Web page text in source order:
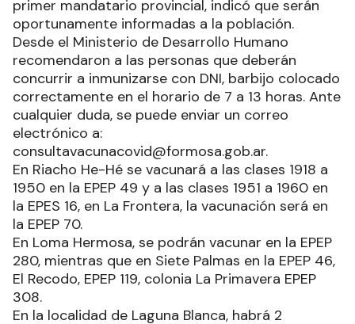
primer mandatario provincial, indicó que serán
oportunamente informadas a la población.
Desde el Ministerio de Desarrollo Humano
recomendaron a las personas que deberán
concurrir a inmunizarse con DNI, barbijo colocado
correctamente en el horario de 7 a 13 horas. Ante
cualquier duda, se puede enviar un correo
electrónico a:
consultavacunacovid@formosa.gob.ar.
En Riacho He-Hé se vacunará a las clases 1918 a
1950 en la EPEP 49 y a las clases 1951 a 1960 en
la EPES 16, en La Frontera, la vacunación será en
la EPEP 70.
En Loma Hermosa, se podrán vacunar en la EPEP
280, mientras que en Siete Palmas en la EPEP 46,
El Recodo, EPEP 119, colonia La Primavera EPEP
308.
En la localidad de Laguna Blanca, habrá 2